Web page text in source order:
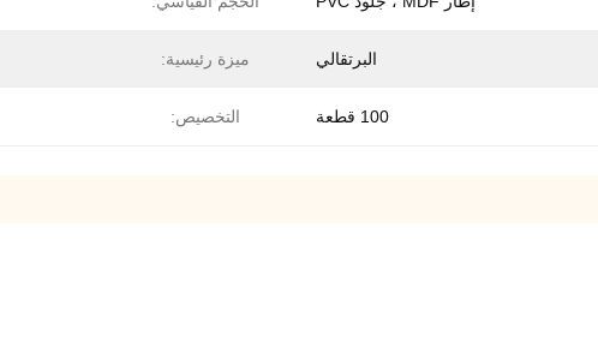
البرتقالي ميزة رئيسية:
100 قطعة التخصيص: